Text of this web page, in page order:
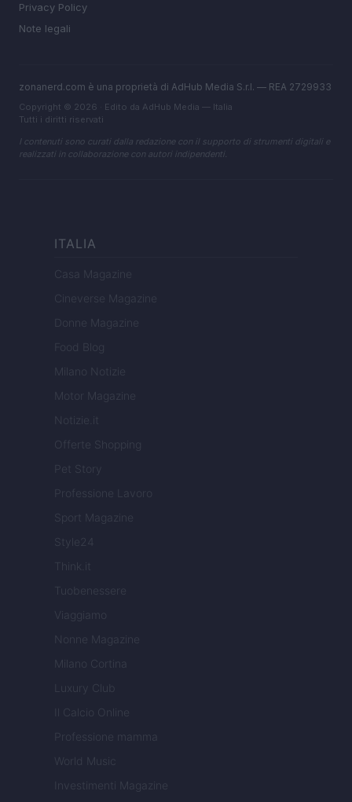
Privacy Policy
Note legali
zonanerd.com è una proprietà di AdHub Media S.r.l. — REA 2729933
Copyright © 2026 · Edito da AdHub Media — Italia
Tutti i diritti riservati
I contenuti sono curati dalla redazione con il supporto di strumenti digitali e
realizzati in collaborazione con autori indipendenti.
ITALIA
Casa Magazine
Cineverse Magazine
Donne Magazine
Food Blog
Milano Notizie
Motor Magazine
Notizie.it
Offerte Shopping
Pet Story
Professione Lavoro
Sport Magazine
Style24
Think.it
Tuobenessere
Viaggiamo
Nonne Magazine
Milano Cortina
Luxury Club
Il Calcio Online
Professione mamma
World Music
Investimenti Magazine